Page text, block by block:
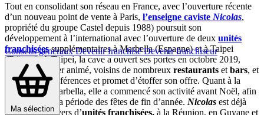
Conseils générauxDevenir franchiséDevenir franchiseur
Ma sélection
Tout en consolidant son réseau en France, avec l’ouverture récente
d’un nouveau point de vente à Paris, l’enseigne caviste Nicolas,
propriété du groupe Castel depuis 1988) poursuit son
développement à l’international avec l’ouverture de deux unités
franchiséessupplémentaires à Marbella (Espagne) et à Taipei
(Taïwan). A Taipei, la cave a ouvert ses portes en octobre 2019,
dans un quartier animé, voisins de nombreux restaurants et bars, et
propose 300 références et promet d’étoffer son offre. Quant à la
boutique de Marbella, elle a commencé son activité avant Noël, afin
de profiter de la période des fêtes de fin d’année. Nicolas est déjà
présent, au travers d’unités franchisées, à la Réunion, en Guyane et